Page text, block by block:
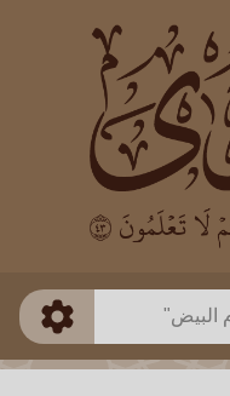
طريقة البحث
ذكي